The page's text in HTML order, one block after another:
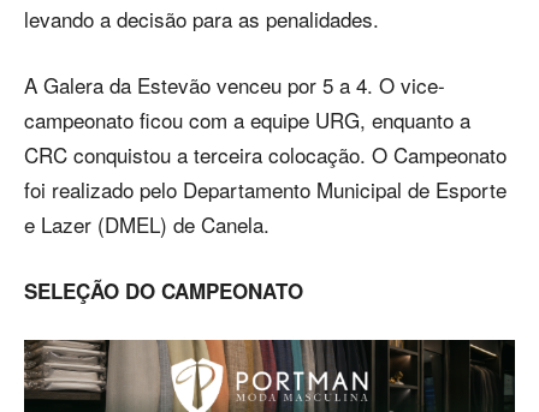
levando a decisão para as penalidades.
A Galera da Estevão venceu por 5 a 4. O vice-
campeonato ficou com a equipe URG, enquanto a
CRC conquistou a terceira colocação. O Campeonato
foi realizado pelo Departamento Municipal de Esporte
e Lazer (DMEL) de Canela.
SELEÇÃO DO CAMPEONATO